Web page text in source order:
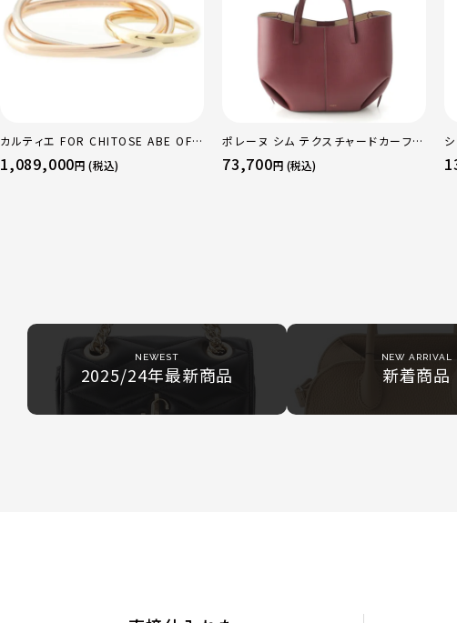
カルティエ FOR CHITOSE ABE OF
sacai サカイ 750 YG×PG×WG ト
リニティ リング 指輪 マルチカラー 50
1,089,000円 (税込)
ポレーヌ シム テクスチャードカーフレ
ザー トートバッグ ダークチェリー レギ
ュラー
73,700円 (税込)
NEWEST
2025/24年最新商品
NEW ARRIVAL
新着商品